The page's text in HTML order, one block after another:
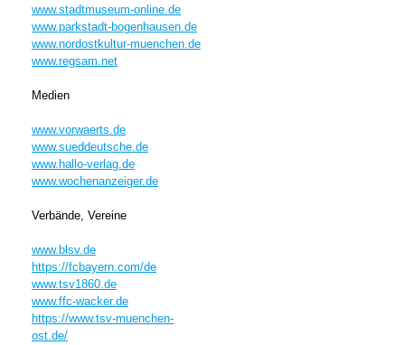
www.stadtmuseum-online.de
www.parkstadt-bogenhausen.de
www.nordostkultur-muenchen.de
www.regsam.net
Medien
www.vorwaerts.de
www.sueddeutsche.de
www.hallo-verlag.de
www.wochenanzeiger.de
Verbände, Vereine
www.blsv.de
https://fcbayern.com/de
www.tsv1860.de
www.ffc-wacker.de
https://www.tsv-muenchen-
ost.de/